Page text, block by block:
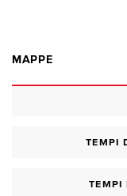
MAPPE
TEMPI
TEMPI